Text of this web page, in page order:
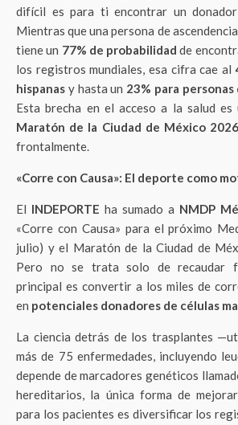
difícil es para ti encontrar un donador
Mientras que una persona de
tiene un 77% de probabilidad de
los registros mundiales, esa cifra cae al
hispanas y hasta un 23% para
Esta brecha en el acceso a la salud es
Maratón de la Ciudad de México 2026
frontalmente.
«Corre con Causa»: El deporte como
El INDEPORTE ha sumado a NMDP
«Corre con Causa» para el próximo
julio) y el Maratón de la Ciudad de
Pero no se trata solo de recaudar
principal es convertir a los miles de
en potenciales donadores de células
La ciencia detrás de los trasplantes
más de 75 enfermedades, incluyendo
depende de marcadores genéticos
hereditarios, la única forma de
para los pacientes es diversificar los